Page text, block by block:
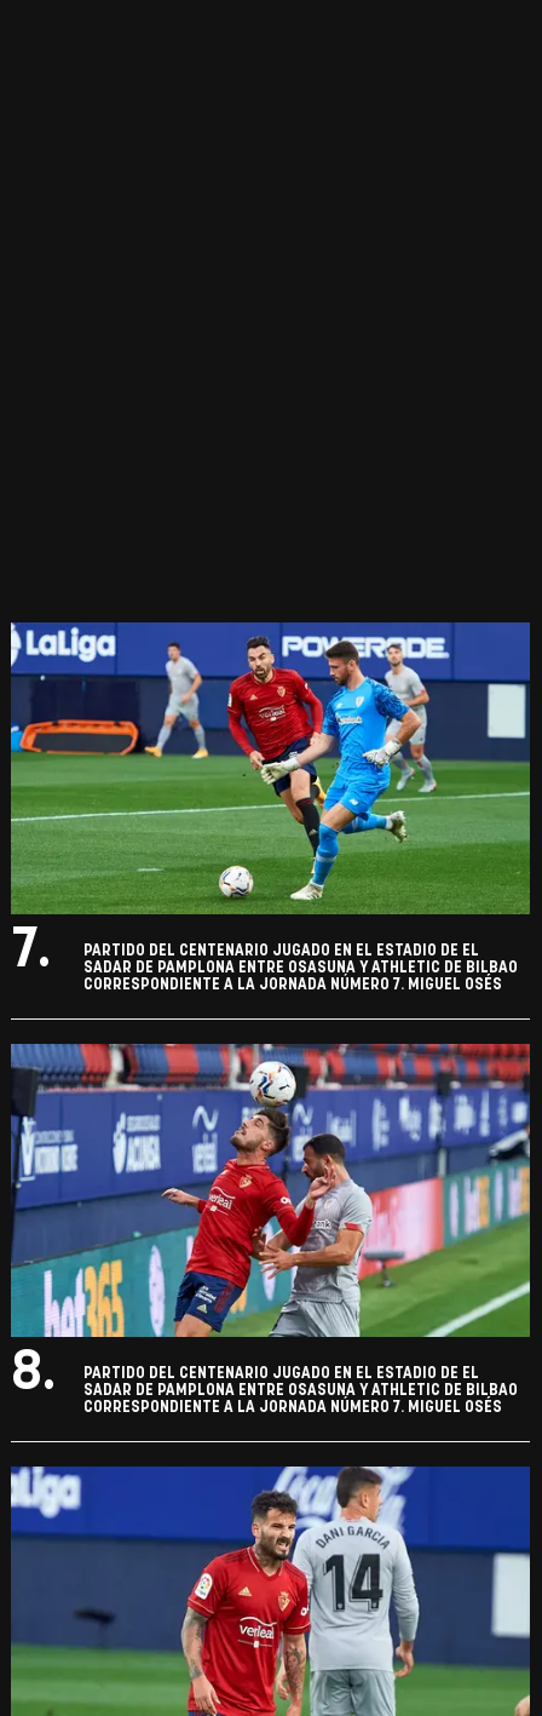
7.
PARTIDO DEL CENTENARIO JUGADO EN EL ESTADIO DE EL
SADAR DE PAMPLONA ENTRE OSASUNA Y ATHLETIC DE BILBAO
CORRESPONDIENTE A LA JORNADA NÚMERO 7. MIGUEL OSÉS
8.
PARTIDO DEL CENTENARIO JUGADO EN EL ESTADIO DE EL
SADAR DE PAMPLONA ENTRE OSASUNA Y ATHLETIC DE BILBAO
CORRESPONDIENTE A LA JORNADA NÚMERO 7. MIGUEL OSÉS